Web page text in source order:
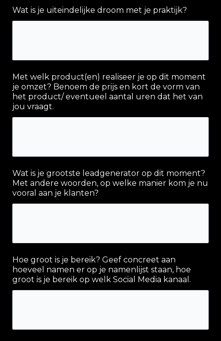
Wat is je uiteindelijke droom met je praktijk?
Met welk product(en) realiseer je op dit moment
je omzet? Benoem de prijs en kort de vorm van
het product/ eventueel aantal uren dat het van
jou vraagt.
Wat is je grootste leadgenerator op dit moment?
Met andere woorden, op welke manier kom je nu
vooral aan je klanten?
Hoe groot is je bereik? Geef concreet aan
hoeveel namen er op je namenlijst staan, hoe
groot is je bereik op welk Social Media kanaal.